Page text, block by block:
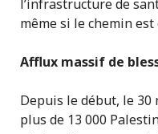
l’infrastructure de
même si le chemin est
Afflux massif de
Depuis le début, le 30
plus de 13 000